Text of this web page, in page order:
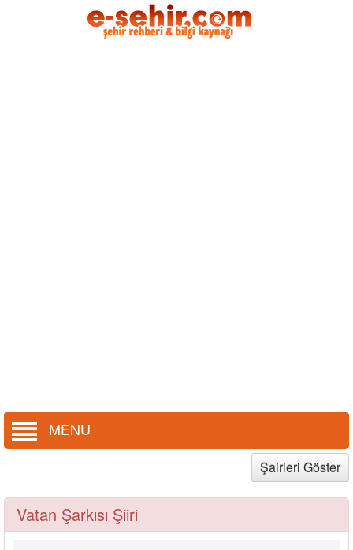
MENU
Şairleri Göster
Vatan Şarkısı Şiiri